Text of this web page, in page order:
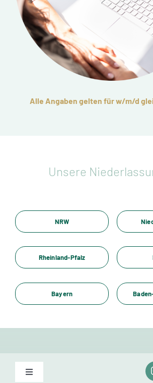
Alle Angaben gelten für w/m/d
Unsere
NRW
Rheinland-Pfalz
Bayern
Toggle